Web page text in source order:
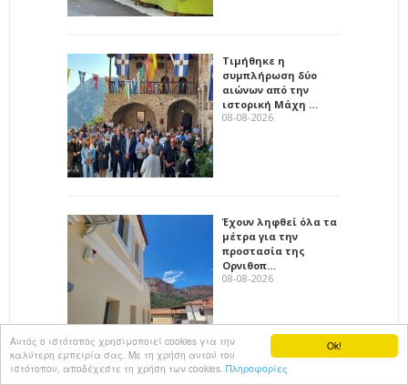
Ok!
Αυτός ο ιστότοπος χρησιμοποιεί cookies για την
καλύτερη εμπειρία σας. Με τη χρήση αυτού του
ιστότοπου, αποδέχεστε τη χρήση των cookies. Πληροφορίες
Τιμήθηκε η
συμπλήρωση δύο
αιώνων από την
ιστορική Μάχη …
08-08-2026
Έχουν ληφθεί όλα τα
μέτρα για την
προστασία της
Ορνιθοπ…
08-08-2026